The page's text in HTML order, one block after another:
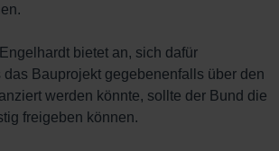
bietet an, sich dafür
das Bauprojekt gegebenenfalls über den
werden könnte, sollte der Bund die
freigeben können.